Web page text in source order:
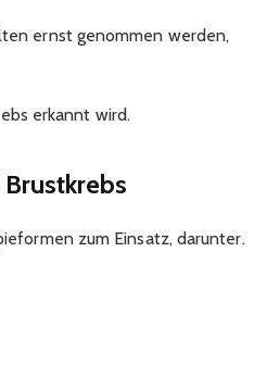
ernst genommen werden,
erkannt wird.​
zum Einsatz, darunter.